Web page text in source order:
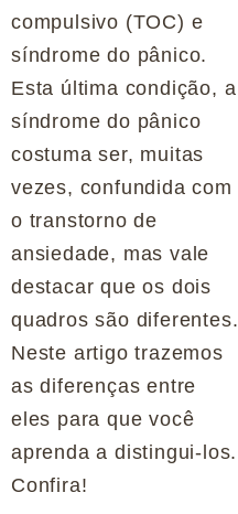
compulsivo (TOC) e
síndrome do pânico.
Esta última condição, a
síndrome do pânico
costuma ser, muitas
vezes, confundida com
o transtorno de
ansiedade, mas vale
destacar que os dois
quadros são diferentes.
Neste artigo trazemos
as diferenças entre
eles para que você
aprenda a distingui-los.
Confira!